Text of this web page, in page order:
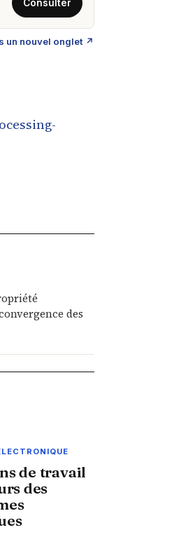
un nouvel onglet ↗
des
de travail
des